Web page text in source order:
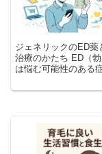
ジェネリックのED
治療のかたち ED（
は悩む可能性のある